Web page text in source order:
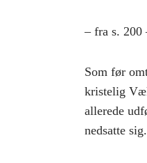
– fra s. 200
Som før
kristelig
allerede
nedsatte sig.